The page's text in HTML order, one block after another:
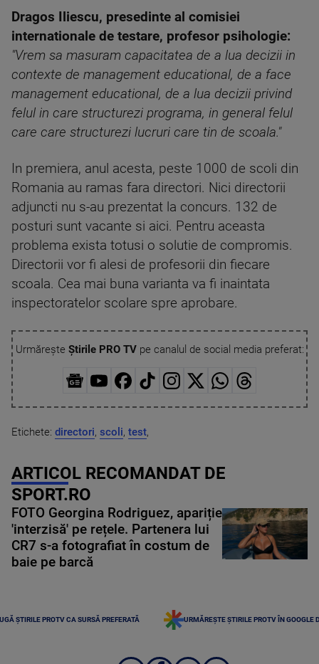
Dragos Iliescu, presedinte al comisiei
internationale de testare, profesor psihologie:
"Vrem sa masuram capacitatea de a lua decizii in
contexte de management educational, de a face
management educational, de a lua decizii privind
felul in care structurezi programa, in general felul
care care structurezi lucruri care tin de scoala."
In premiera, anul acesta, peste 1000 de scoli din
Romania au ramas fara directori. Nici directorii
adjuncti nu s-au prezentat la concurs. 132 de
posturi sunt vacante si aici. Pentru aceasta
problema exista totusi o solutie de compromis.
Directorii vor fi alesi de profesorii din fiecare
scoala. Cea mai buna varianta va fi inaintata
inspectoratelor scolare spre aprobare.
Urmărește Știrile PRO TVpe canalul de social media preferat:
Etichete: directori, scoli, test,
ARTICOL RECOMANDAT DE
SPORT.RO
FOTO Georgina Rodriguez, apariție
'interzisă' pe rețele. Partenera lui
CR7 s-a fotografiat în costum de
baie pe barcă
ȘTIRILE PROTV CA SURSĂ PREFERATĂ URMĂREȘTE ȘTIRILE PROTV ÎN GOOGLE